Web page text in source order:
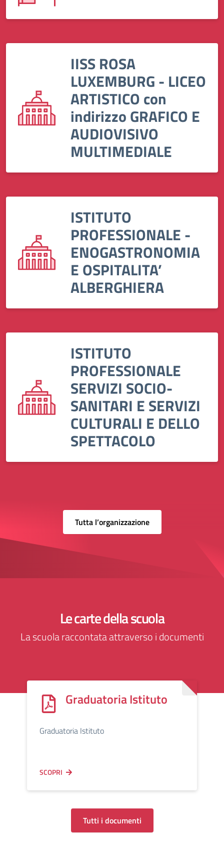
IISS ROSA
LUXEMBURG - LICEO
ARTISTICO con
indirizzo GRAFICO E
AUDIOVISIVO
MULTIMEDIALE
ISTITUTO
PROFESSIONALE -
ENOGASTRONOMIA
E OSPITALITA’
ALBERGHIERA
ISTITUTO
PROFESSIONALE
SERVIZI SOCIO-
SANITARI E SERVIZI
CULTURALI E DELLO
SPETTACOLO
Tutta l’organizzazione
Le carte della scuola
La scuola raccontata attraverso i documenti
Graduatoria Istituto
Graduatoria Istituto
SCOPRI
Tutti i documenti